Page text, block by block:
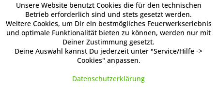
Unsere Website benutzt Cookies die für den technischen
Betrieb erforderlich sind und stets gesetzt werden.
Weitere Cookies, um Dir ein bestmögliches Feuerwerkserlebnis
und optimale Funktionalität bieten zu können, werden nur mit
Deiner Zustimmung gesetzt.
Deine Auswahl kannst Du jederzeit unter "Service/Hilfe ->
Cookies" anpassen.
Datenschutzerklärung